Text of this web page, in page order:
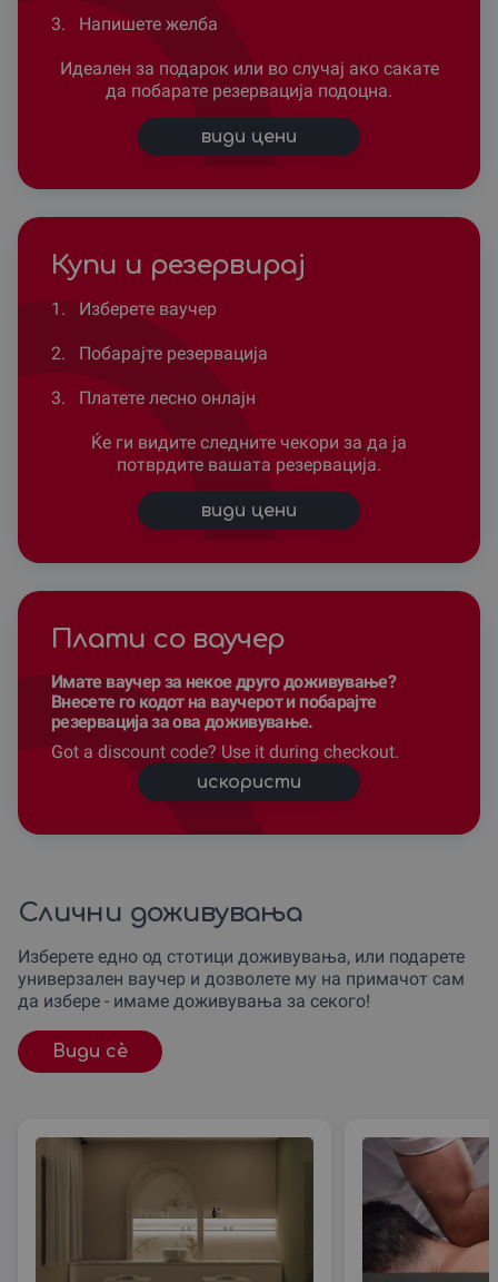
3. Напишете желба
Идеален за подарок или во случај ако сакате
да побарате резервација подоцна.
види цени
Купи и резервирај
1. Изберете ваучер
2. Побарајте резервација
3. Платете лесно онлајн
Ќе ги видите следните чекори за да ја
потврдите вашата резервација.
види цени
Плати со ваучер
Имате ваучер за некое друго доживување?
Внесете го кодот на ваучерот и побарајте
резервација за ова доживување.
Got a discount code? Use it during checkout.
искористи
Слични доживувања
Изберете едно од стотици доживувања, или подарете
универзален ваучер и дозволете му на примачот сам
да избере - имаме доживувања за секого!
Види сè